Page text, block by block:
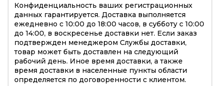
Конфиденциальность ваших регистрационных
данных гарантируется. Доставка выполняется
ежедневно с 10:00 до 18:00 часов, в субботу с 10:00
до 14:00, в воскресенье доставки нет. Если заказ
подтвержден менеджером Службы доставки,
товар может быть доставлен на следующий
рабочий день. Иное время доставки, а также
время доставки в населенные пункты области
определяется по договоренности с клиентом.